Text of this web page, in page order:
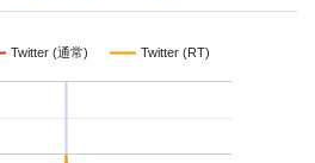
Twitter (通常) Twitter (RT)